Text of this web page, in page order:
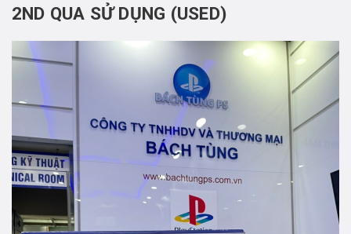
2ND QUA SỬ DỤNG (USED)